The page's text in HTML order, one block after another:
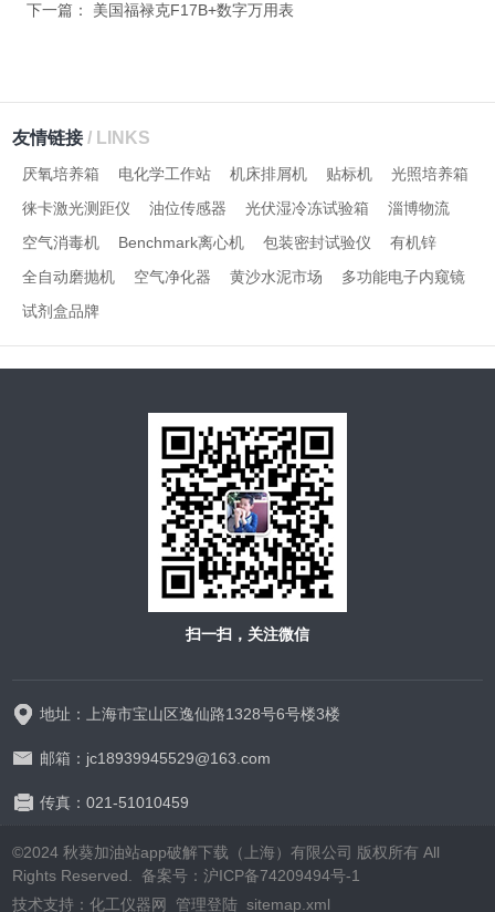
下一篇： 美国福禄克F17B+数字万用表
友情链接/ LINKS
厌氧培养箱 电化学工作站 机床排屑机 贴标机
光照培养箱
徕卡激光测距仪
油位传感器 光伏湿冷冻试验箱
淄博物流
空气消毒机
Benchmark离心机 包装密封试验仪
有机锌
全自动磨抛机
空气净化器 黄沙水泥市场
多功能电子内窥镜
试剂盒品牌
扫一扫，关注微信
地址：上海市宝山区逸仙路1328号6号楼3楼
邮箱：jc18939945529@163.com
传真：021-51010459
©2024 秋葵加油站app破解下载（上海）有限公司 版权所有 All
Rights Reserved. 备案号：沪ICP备74209494号-1
技术支持：化工仪器网 管理登陆 sitemap.xml